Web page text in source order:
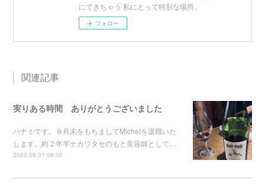
にできちゃう 私にとって特別な場所。
フォロー
関連記事
実りある時間 ありがとうございました
ハナミです。８月末をもちましてMichelを退職いた
します。約２年半ナカワタセのもと美容師として…
2025.08.31 09:00